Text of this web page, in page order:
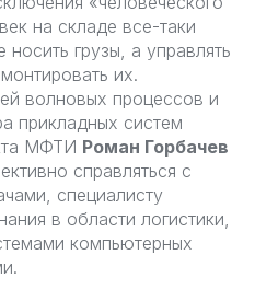
на складе все-таки
грузы, а управлять
их.
волновых процессов и
прикладных систем
МФТИ Роман Горбачев
справляться с
специалисту
в области логистики,
компьютерных